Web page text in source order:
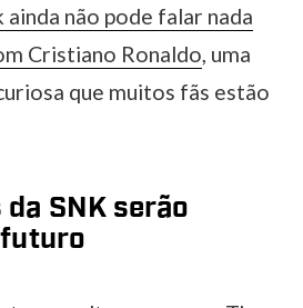
ainda não pode falar nada
Cristiano Ronaldo, uma
que muitos fãs estão
SNK serão